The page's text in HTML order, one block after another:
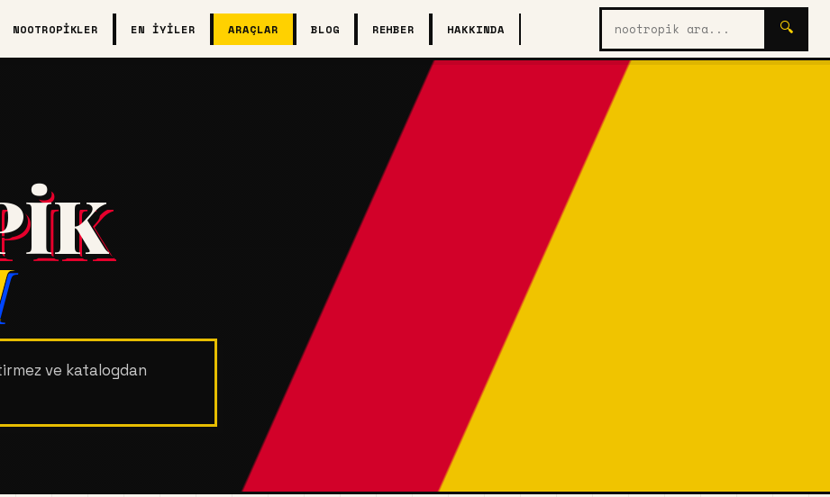
NOOTROPIKLER EN İYILER ARAÇLAR BLOG REHBER HAKKINDA
Nootropik
🔍
ve katalogdan